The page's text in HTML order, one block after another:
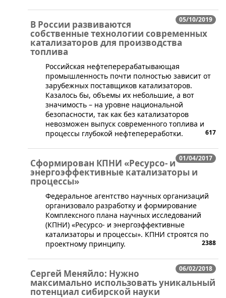
05/10/2019
В России развиваются
собственные технологии современных
катализаторов для производства
топлива
​Российская нефтеперерабатывающая
промышленность почти полностью зависит от
зарубежных поставщиков катализаторов.
Казалось бы, объемы их небольшие, а вот
значимость – на уровне национальной
безопасности, так как без катализаторов
невозможен выпуск современного топлива и
процессы глубокой нефтепереработки.
617
01/04/2017
Сформирован КПНИ «Ресурсо- и
энергоэффективные катализаторы и
процессы»
Федеральное агентство научных организаций
организовало разработку и формирование
Комплексного плана научных исследований
(КПНИ) «Ресурсо- и энергоэффективные
катализаторы и процессы». КПНИ строятся по
проектному принципу.
2388
06/02/2018
Сергей Меняйло: Нужно
максимально использовать уникальный
потенциал сибирской науки